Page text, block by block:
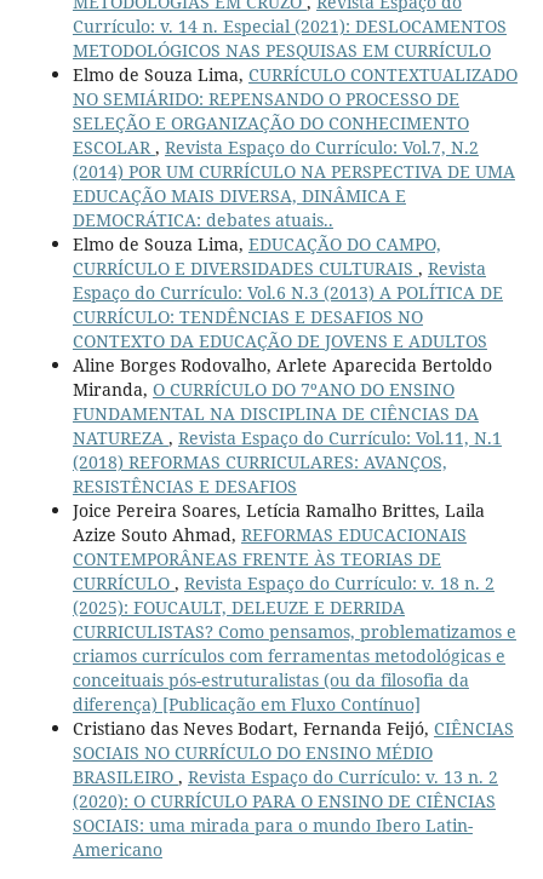
Currículo: v. 14 n. Especial (2021): DESLOCAMENTOS
METODOLÓGICOS NAS PESQUISAS EM CURRÍCULO
Elmo de Souza Lima, CURRÍCULO CONTEXTUALIZADO
NO SEMIÁRIDO: REPENSANDO O PROCESSO DE
SELEÇÃO E ORGANIZAÇÃO DO CONHECIMENTO
ESCOLAR, Revista Espaço do Currículo: Vol.7, N.2
(2014) POR UM CURRÍCULO NA PERSPECTIVA DE UMA
EDUCAÇÃO MAIS DIVERSA, DINÂMICA E
DEMOCRÁTICA: debates atuais..
Elmo de Souza Lima, EDUCAÇÃO DO CAMPO,
CURRÍCULO E DIVERSIDADES CULTURAIS , Revista
Espaço do Currículo: Vol.6 N.3 (2013) A POLÍTICA DE
CURRÍCULO: TENDÊNCIAS E DESAFIOS NO
CONTEXTO DA EDUCAÇÃO DE JOVENS E ADULTOS
Aline Borges Rodovalho, Arlete Aparecida Bertoldo
Miranda, O CURRÍCULO DO 7ºANO DO ENSINO
FUNDAMENTAL NA DISCIPLINA DE CIÊNCIAS DA
NATUREZA , Revista Espaço do Currículo: Vol.11, N.1
(2018) REFORMAS CURRICULARES: AVANÇOS,
RESISTÊNCIAS E DESAFIOS
Joice Pereira Soares, Letícia Ramalho Brittes, Laila
Azize Souto Ahmad, REFORMAS EDUCACIONAIS
CONTEMPORÂNEAS FRENTE ÀS TEORIAS DE
CURRÍCULO , Revista Espaço do Currículo: v. 18 n. 2
(2025): FOUCAULT, DELEUZE E DERRIDA
CURRICULISTAS? Como pensamos, problematizamos e
criamos currículos com ferramentas metodológicas e
conceituais pós-estruturalistas (ou da filosofia da
diferença) [Publicação em Fluxo Contínuo]
Cristiano das Neves Bodart, Fernanda Feijó, CIÊNCIAS
SOCIAIS NO CURRÍCULO DO ENSINO MÉDIO
BRASILEIRO , Revista Espaço do Currículo: v. 13 n. 2
(2020): O CURRÍCULO PARA O ENSINO DE CIÊNCIAS
SOCIAIS: uma mirada para o mundo Ibero Latin-
Americano